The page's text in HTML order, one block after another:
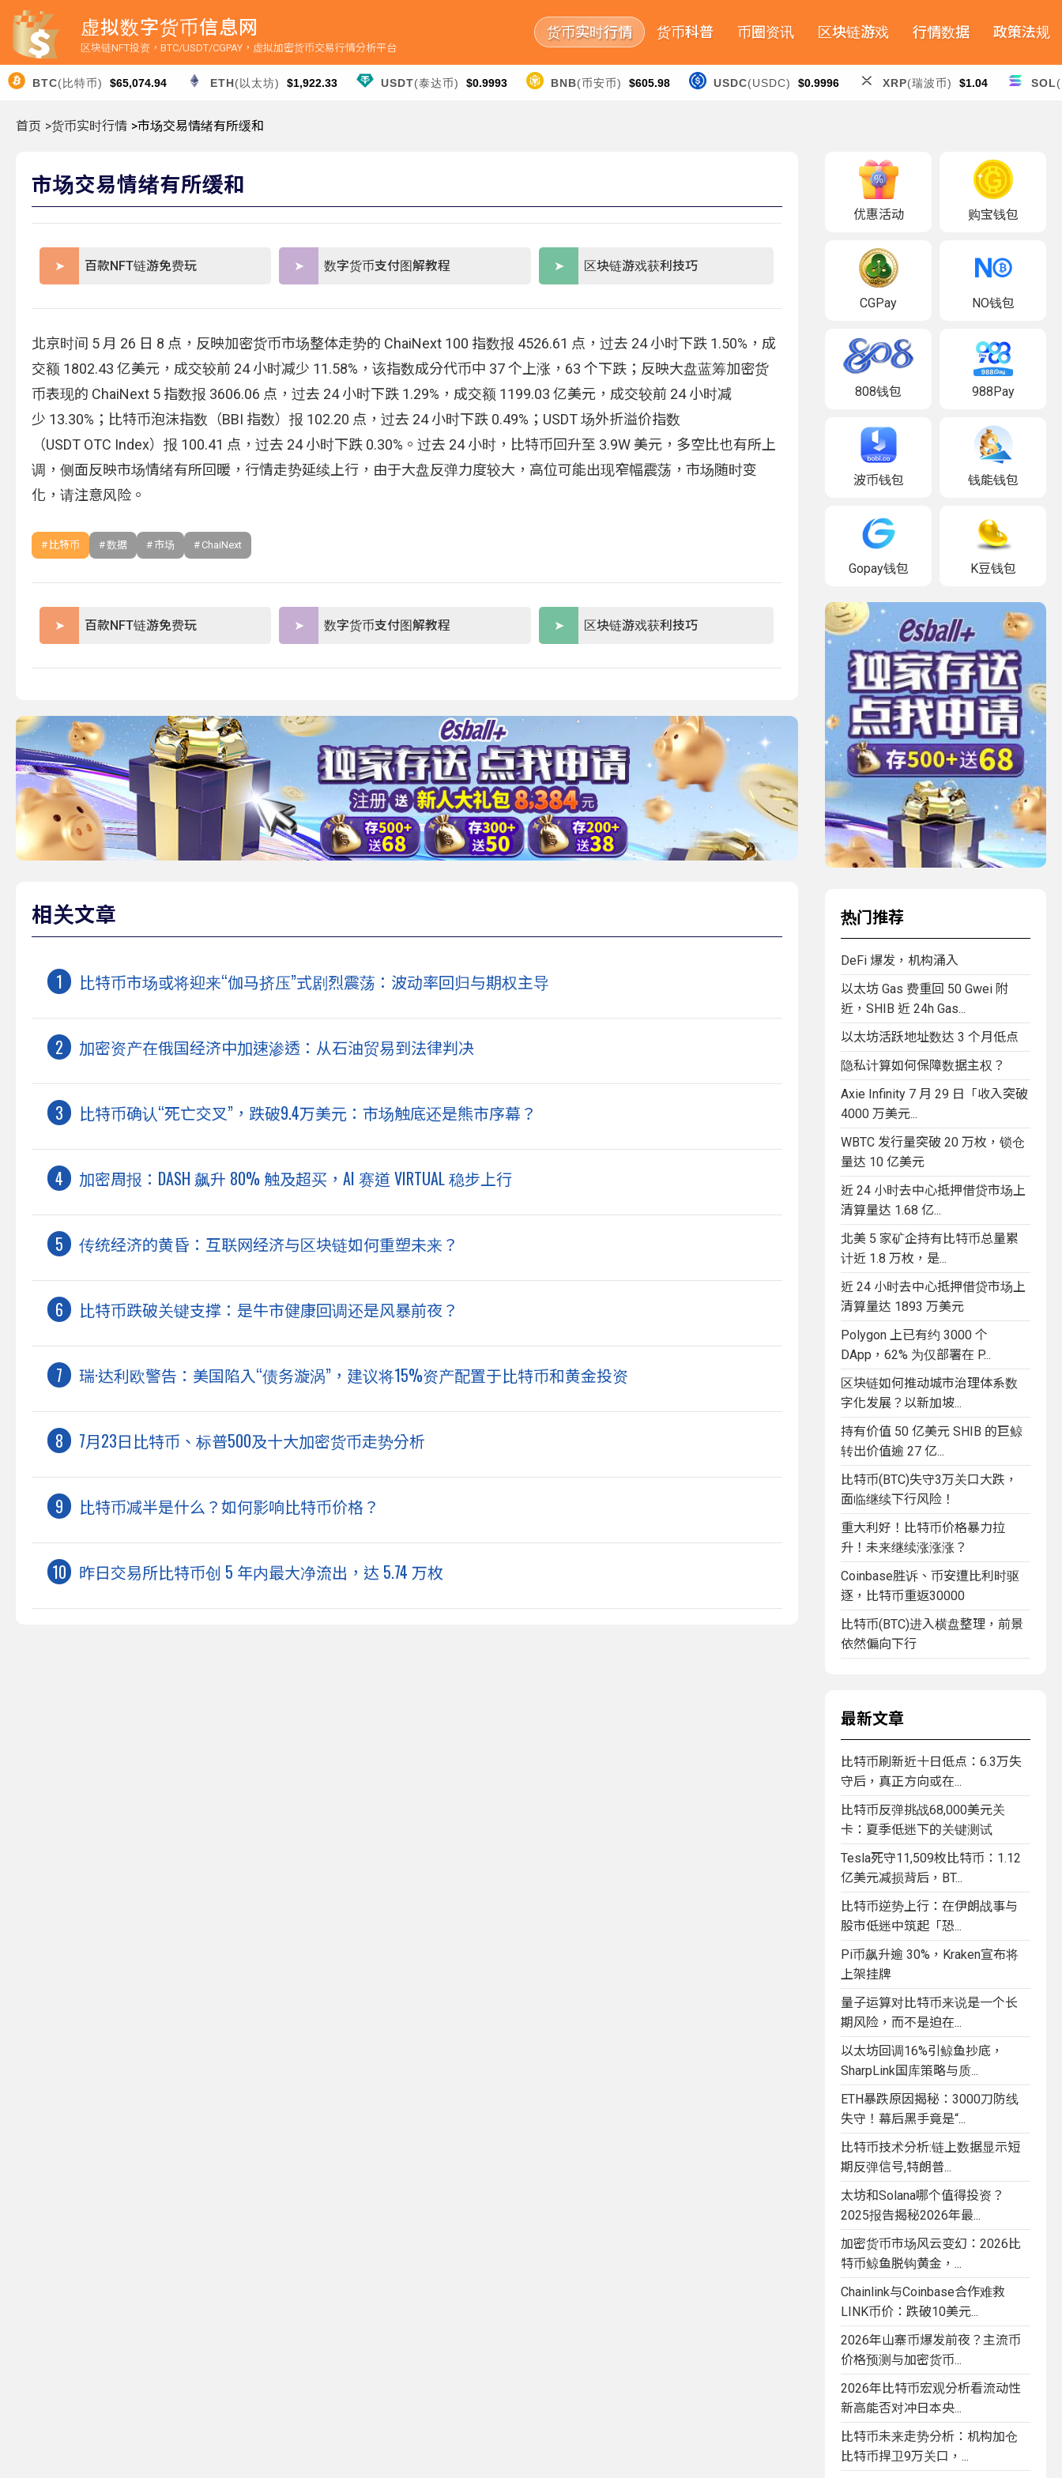
虚拟数字货币信息网
区块链NFT投资，BTC/USDT/CGPAY，虚拟加密货币交易行情分析平台
货币实时行情 货币科普 币圈资讯 区块链游戏 行情数据 政策法规
BTC(比特币) $65,074.94 ETH(以太坊) $1,922.33 USDT(泰达币) $0.9993 BNB(币安币) $605.98 USDC(USDC) $0.9996 XRP(瑞波币) $1.04 SOL
首页 >货币实时行情 >市场交易情绪有所缓和
市场交易情绪有所缓和
百款NFT链游免费玩 数字货币支付图解教程 区块链游戏获利技巧
北京时间 5 月 26 日 8 点，反映加密货币市场整体走势的 ChaiNext 100 指数报 4526.61 点，过去 24 小时下跌 1.50%，成
交额 1802.43 亿美元，成交较前 24 小时减少 11.58%，该指数成分代币中 37 个上涨，63 个下跌；反映大盘蓝筹加密货
币表现的 ChaiNext 5 指数报 3606.06 点，过去 24 小时下跌 1.29%，成交额 1199.03 亿美元，成交较前 24 小时减
少 13.30%；比特币泡沫指数（BBI 指数）报 102.20 点，过去 24 小时下跌 0.49%；USDT 场外折溢价指数
（USDT OTC Index）报 100.41 点，过去 24 小时下跌 0.30%。过去 24 小时，比特币回升至 3.9W 美元，多空比也有所上
调，侧面反映市场情绪有所回暖，行情走势延续上行，由于大盘反弹力度较大，高位可能出现窄幅震荡，市场随时变
化，请注意​风险。
比特币 数据 市场 ChaiNext
百款NFT链游免费玩 数字货币支付图解教程 区块链游戏获利技巧
相关文章
比特币市场或将迎来“伽马挤压”式剧烈震荡：波动率回归与期权主导
加密资产在俄国经济中加速渗透：从石油贸易到法律判决
比特币确认“死亡交叉”，跌破9.4万美元：市场触底还是熊市序幕？
加密周报：DASH 飙升 80% 触及超买，AI 赛道 VIRTUAL 稳步上行
传统经济的黄昏：互联网经济与区块链如何重塑未来？
比特币跌破关键支撑：是牛市健康回调还是风暴前夜？
瑞·达利欧警告：美国陷入“债务漩涡”，建议将15%资产配置于比特币和黄金投资
7月23日比特币、标普500及十大加密货币走势分析
比特币减半是什么？如何影响比特币价格？
昨日交易所比特币创 5 年内最大净流出，达 5.74 万枚
优惠活动 购宝钱包
CGPay NO钱包
808钱包 988Pay
波币钱包 钱能钱包
Gopay钱包 K豆钱包
热门推荐
DeFi 爆发，机构涌入
以太坊 Gas 费重回 50 Gwei 附
近，SHIB 近 24h Gas...
以太坊活跃地址数达 3 个月低点
隐私计算如何保障数据主权？
Axie Infinity 7 月 29 日「收入突破
4000 万美元...
WBTC 发行量突破 20 万枚，锁仓
量达 10 亿美元
近 24 小时去中心抵押借贷市场上
清算量达 1.68 亿...
北美 5 家矿企持有比特币总量累
计近 1.8 万枚，是...
近 24 小时去中心抵押借贷市场上
清算量达 1893 万美元
Polygon 上已有约 3000 个
DApp，62% 为仅部署在 P...
区块链如何推动城市治理体系数
字化发展？以新加坡...
持有价值 50 亿美元 SHIB 的巨鲸
转出价值逾 27 亿...
比特币(BTC)失守3万关口大跌，
面临继续下行风险！
重大利好！比特币价格暴力拉
升！未来继续涨涨涨？
Coinbase胜诉、币安遭比利时驱
逐，比特币重返30000
比特币(BTC)进入横盘整理，前景
依然偏向下行
最新文章
比特币刷新近十日低点：6.3万失
守后，真正方向或在...
比特币反弹挑战68,000美元关
卡：夏季低迷下的关键测试
Tesla死守11,509枚比特币：1.12
亿美元减损背后，BT...
比特币逆势上行：在伊朗战事与
股市低迷中筑起「恐...
Pi币飙升逾 30%，Kraken宣布将
上架挂牌
量子运算对比特币来说是一个长
期风险，而不是迫在...
以太坊回调16%引鲸鱼抄底，
SharpLink国库策略与质...
ETH暴跌原因揭秘：3000刀防线
失守！幕后黑手竟是“...
比特币技术分析:链上数据显示短
期反弹信号,特朗普...
太坊和Solana哪个值得投资？
2025报告揭秘2026年最...
加密货币市场风云变幻：2026比
特币鲸鱼脱钩黄金，...
Chainlink与Coinbase合作难救
LINK币价：跌破10美元...
2026年山寨币爆发前夜？主流币
价格预测与加密货币...
2026年比特币宏观分析看流动性
新高能否对冲日本央...
比特币未来走势分析：机构加仓
比特币捍卫9万关口，...